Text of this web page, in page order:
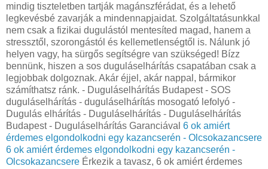
mindig tiszteletben tartják magánszférádat, és a lehető
legkevésbé zavarják a mindennapjaidat. Szolgáltatásunkkal
nem csak a fizikai dugulástól mentesíted magad, hanem a
stressztől, szorongástól és kellemetlenségtől is. Nálunk jó
helyen vagy, ha sürgős segítségre van szükséged! Bízz
bennünk, hiszen a sos duguláselhárítás csapatában csak a
legjobbak dolgoznak. Akár éjjel, akár nappal, bármikor
számíthatsz ránk. - Duguláselhárítás Budapest - SOS
duguláselhárítás - duguláselhárítás mosogató lefolyó -
Dugulás elhárítás - Duguláselhárítás - Duguláselhárítás
Budapest - Duguláselhárítás Garanciával 6 ok amiért
érdemes elgondolkodni egy kazancserén - Olcsokazancsere
6 ok amiért érdemes elgondolkodni egy kazancserén -
Olcsokazancsere Érkezik a tavasz, 6 ok amiért érdemes